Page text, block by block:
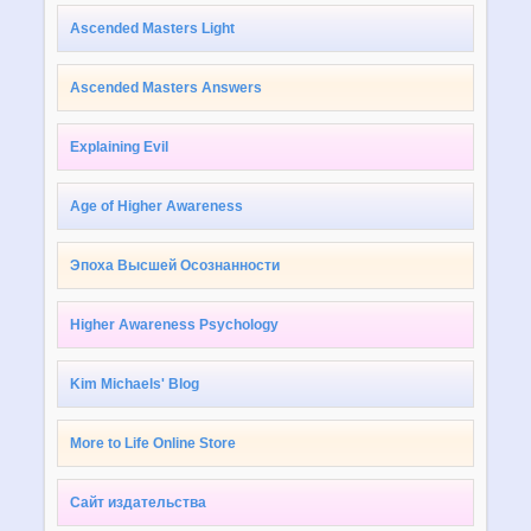
Ascended Masters Light
Ascended Masters Answers
Explaining Evil
Age of Higher Awareness
Эпоха Высшей Осознанности
Higher Awareness Psychology
Kim Michaels' Blog
More to Life Online Store
Сайт издательства